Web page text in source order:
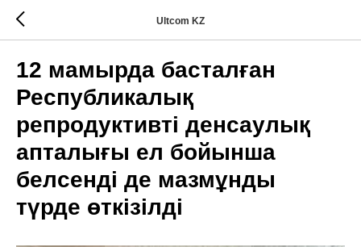
Ultcom KZ
12 мамырда басталған
Республикалық
репродуктивті денсаулық
апталығы ел бойынша
белсенді де мазмұнды
түрде өткізілді